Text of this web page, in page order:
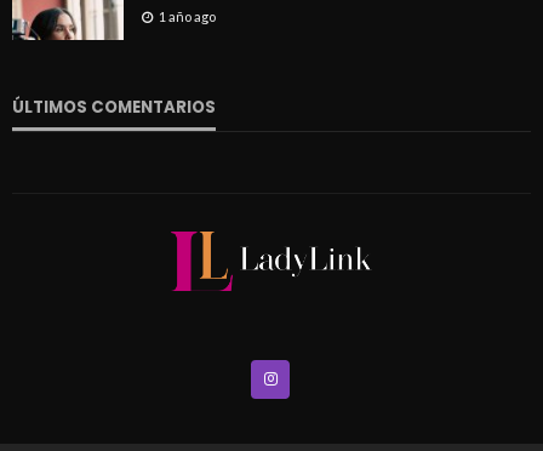
1 año ago
ÚLTIMOS COMENTARIOS